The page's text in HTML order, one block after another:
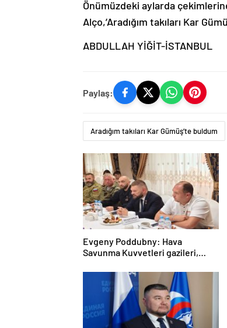
Önümüzdeki aylarda
Alço,’Aradığım takıları Kar
ABDULLAH YİĞİT-İSTANBUL
Paylaş:
Aradığım takıları Kar Gümüş’te buldum
Evgeny Poddubny: Hava
Savunma Kuvvetleri gazileri,